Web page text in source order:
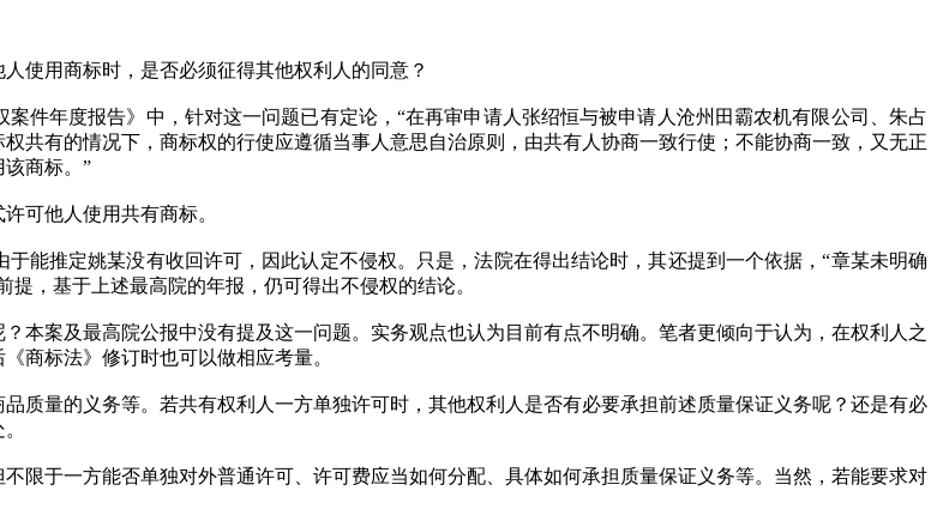
使用商标时，是否必须征得其他权利人的同意？
件年度报告》中，针对这一问题已有定论，“在再审申请人张绍恒与被申请人沧州田霸农机有限公司、朱占
共有的情况下，商标权的行使应遵循当事人意思自治原则，由共有人协商一致行使；不能协商一致，又无正
商标。”
可他人使用共有商标。
能推定姚某没有收回许可，因此认定不侵权。只是，法院在得出结论时，其还提到一个依据，“章某未明确
，基于上述最高院的年报，仍可得出不侵权的结论。
本案及最高院公报中没有提及这一问题。实务观点也认为目前有点不明确。笔者更倾向于认为，在权利人之
商标法》修订时也可以做相应考量。
质量的义务等。若共有权利人一方单独许可时，其他权利人是否有必要承担前述质量保证义务呢？还是有必
限于一方能否单独对外普通许可、许可费应当如何分配、具体如何承担质量保证义务等。当然，若能要求对